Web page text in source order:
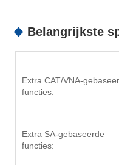
Belangrijkste
Extra CAT/VNA-
functies:
Extra SA-gebaseerde
functies: